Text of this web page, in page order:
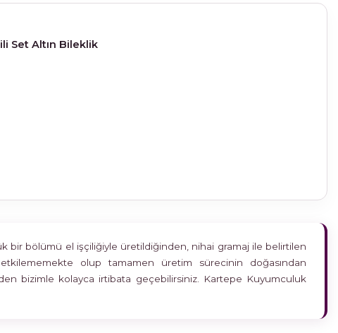
Set Altın Bileklik
bir bölümü el işçiliğiyle üretildiğinden, nihai gramaj ile belirtilen
olup tamamen üretim sürecinin doğasından
bizimle kolayca irtibata geçebilirsiniz. Kartepe Kuyumculuk